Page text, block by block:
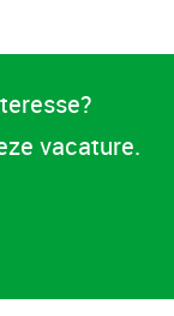
vacature.